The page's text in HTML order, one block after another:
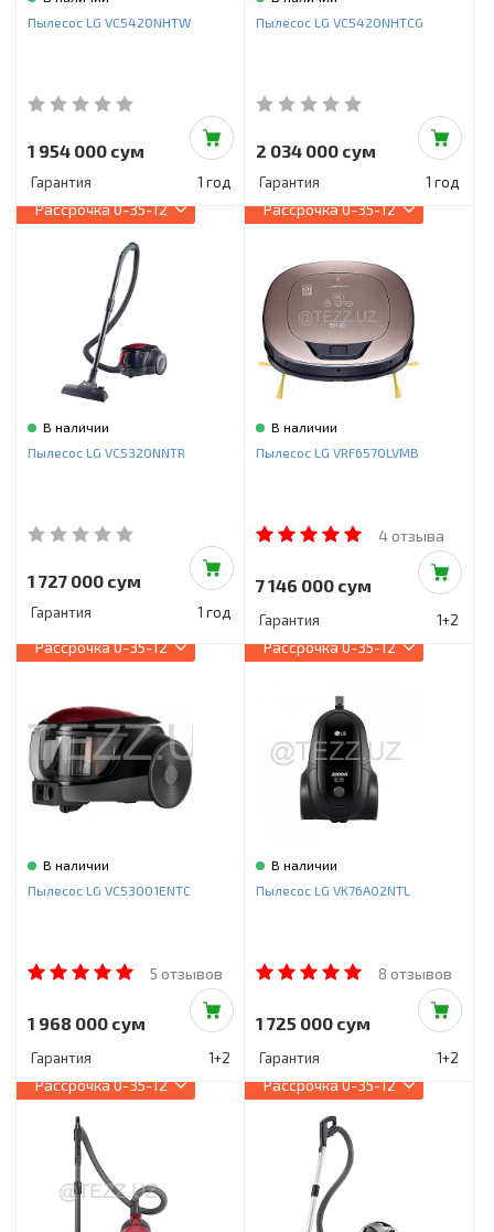
Инструменты и техника
Красота и здоровье
Пылесосы
Фильтры для воды
Пылесос LG VC5420NHTW
1 954 000 сум
Гарантия 1 год
Пылесос LG VC5420NHTCG
2 034 000 сум
Гарантия 1 год
Рассрочка0-35-12
В наличии
Пылесос LG VC5320NNTR
1 727 000 сум
Гарантия 1 год
Рассрочка0-35-12
В наличии
Пылесос LG VRF6570LVMB
4 отзыва
7 146 000 сум
Гарантия 1+2
Рассрочка0-35-12
В наличии
Пылесос LG VC53001ENTC
5 отзывов
1 968 000 сум
Гарантия 1+2
Рассрочка0-35-12
В наличии
Пылесос LG VK76A02NTL
8 отзывов
1 725 000 сум
Гарантия 1+2
Рассрочка0-35-12 Рассрочка0-35-12